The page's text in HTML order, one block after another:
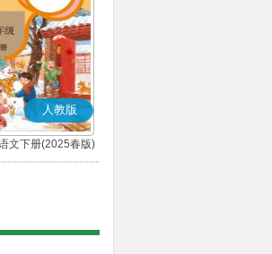
人教版
文下册(2025春版)
(部编版)